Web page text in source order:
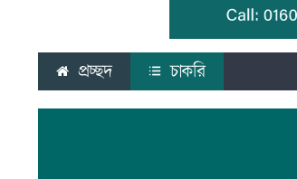
প্রচ্ছদ চাকরি